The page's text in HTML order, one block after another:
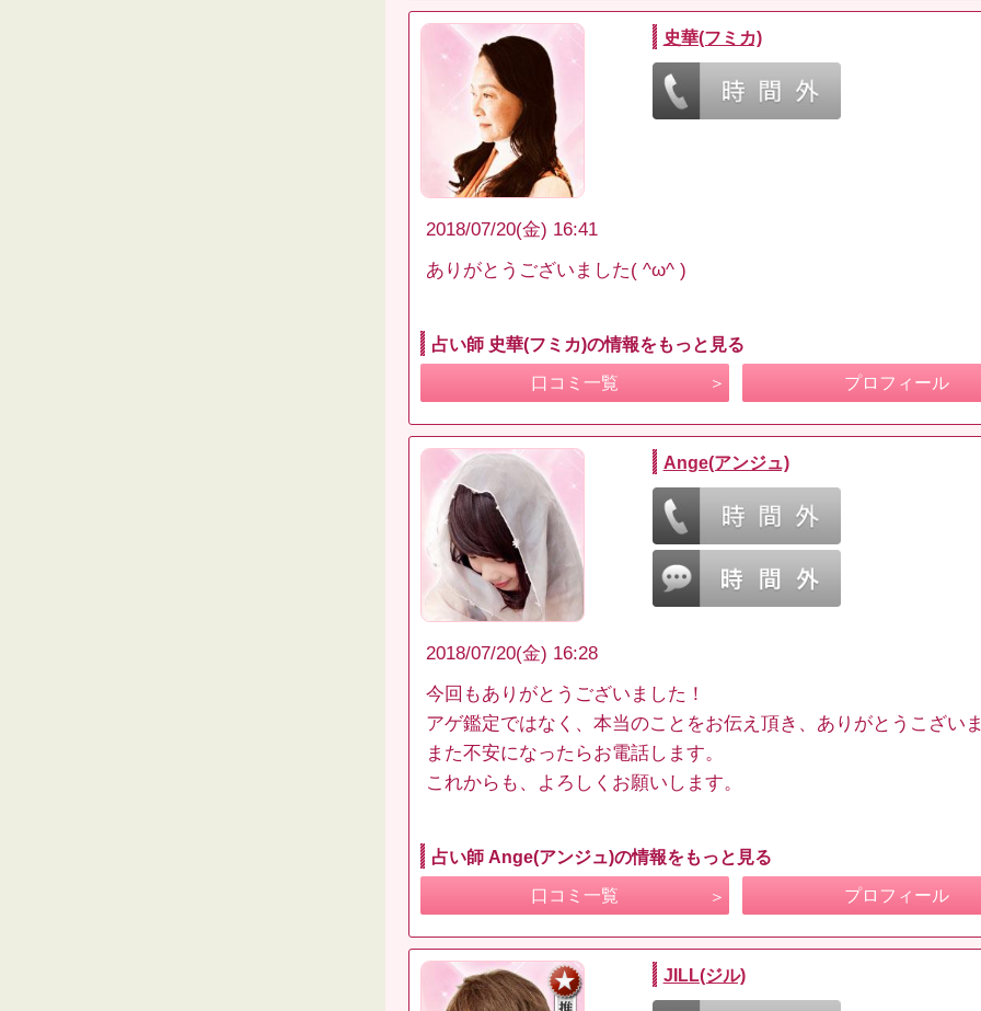
史華(フミカ)
2018/07/20(金) 16:41
ありがとうございました( ^ω^ )
占い師 史華(フミカ)の情報をもっと見る
口コミ一覧 プロフィール
Ange(アンジュ)
2018/07/20(金) 16:28
今回もありがとうございました！
アゲ鑑定ではなく、本当のことをお伝え頂き、ありがとうこざい
また不安になったらお電話します。
これからも、よろしくお願いします。
占い師 Ange(アンジュ)の情報をもっと見る
口コミ一覧 プロフィール
JILL(ジル)